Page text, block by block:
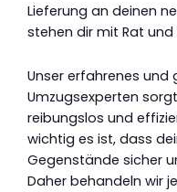
Lieferung an deinen
stehen dir mit Rat und
Unser erfahrenes
Umzugsexperten
reibungslos und
wichtig es ist, dass
Gegenstände sicher
Daher behandeln wir